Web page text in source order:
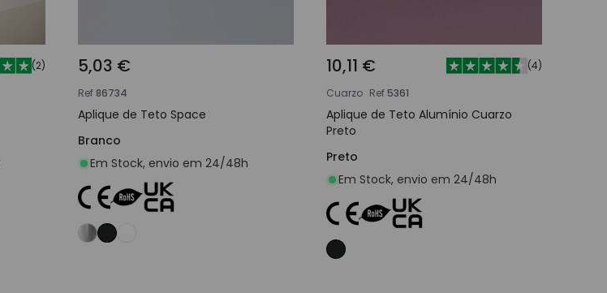
(2)
5,03 €
Ref 86734
Aplique de Teto Space
Branco
Em Stock, envio em 24/48h
10,11 € (4)
Cuarzo Ref5361
Aplique de Teto Alumínio Cuarzo
Preto
Preto
Em Stock, envio em 24/48h